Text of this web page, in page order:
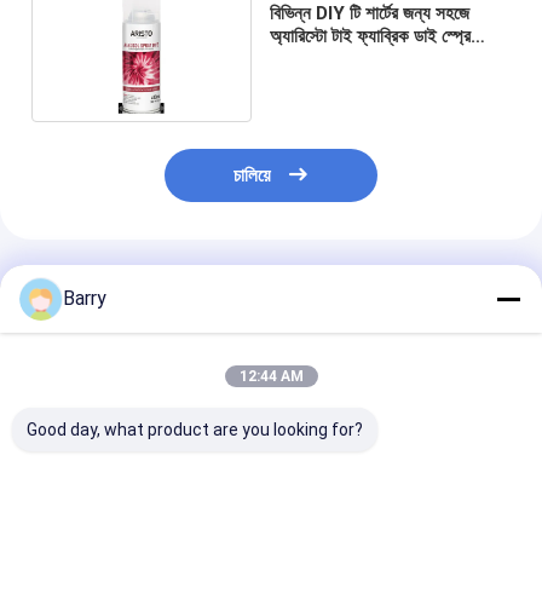
বিভিন্ন DIY টি শার্টের জন্য সহজে
অ্যারিস্টো টাই ফ্যাব্রিক ডাই স্প্রে
চালিয়ে
প্রস্তাবিত পণ্য
Barry
12:44 AM
Good day, what product are you looking for?